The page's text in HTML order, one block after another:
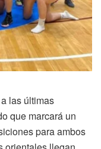
las últimas
que marcará un
para ambos